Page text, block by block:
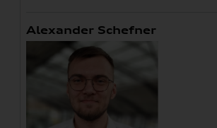
Alexander Schefner